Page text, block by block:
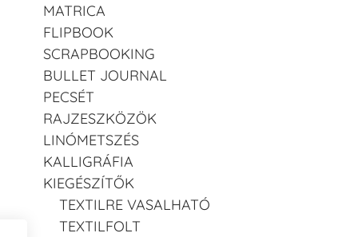
MATRICA
FLIPBOOK
SCRAPBOOKING
BULLET JOURNAL
PECSÉT
RAJZESZKÖZÖK
LINÓMETSZÉS
KALLIGRÁFIA
KIEGÉSZÍTŐK
TEXTILRE VASALHATÓ
TEXTILFOLT